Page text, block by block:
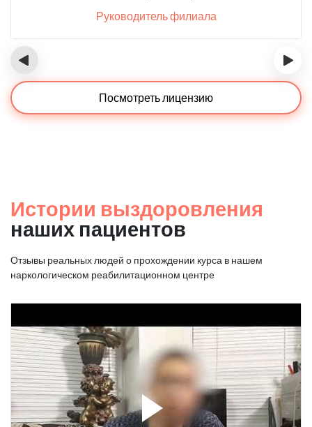
Руководитель филиала
‹ ›
Посмотреть лицензию
Истории выздоровления
наших пациентов
Отзывы реальных людей о прохождении курса в нашем
наркологическом реабилитационном центре